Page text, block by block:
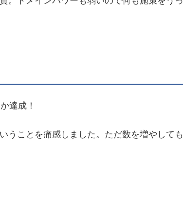
達成！
うことを痛感しました。ただ数を増やしても